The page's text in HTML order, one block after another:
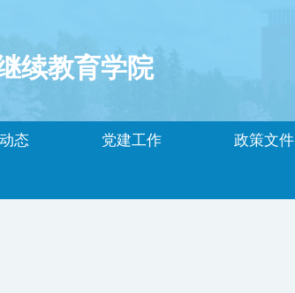
续教育学院
态 党建工作 政策文件